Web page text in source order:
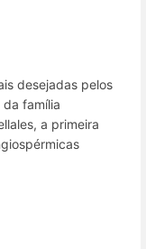
desejadas pelos
família
a primeira